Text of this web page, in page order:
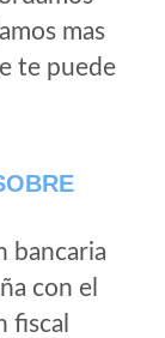
mas
te puede
bancaria
con el
fiscal